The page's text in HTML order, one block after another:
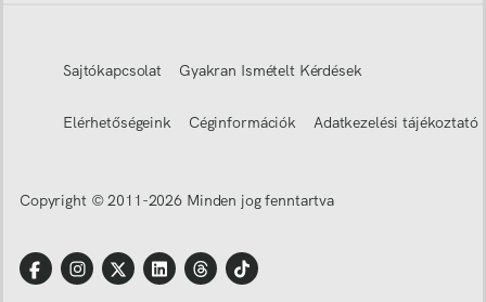
Sajtókapcsolat Gyakran Ismételt Kérdések
Elérhetőségeink Céginformációk Adatkezelési tájékoztató
Copyright © 2011-2026 Minden jog fenntartva